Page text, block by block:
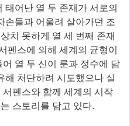
어난 열 두 존재가 서로의
손들과 어울려 살아가던 조
치 못하게 열 세 번째 존재
펜스에 의해 세계의 균형이
열 두 신이 룬과 정수에 담
해 처단하려 시도했으나 실
펜스와 함께 세계의 시작
스토리를 담고 있다.